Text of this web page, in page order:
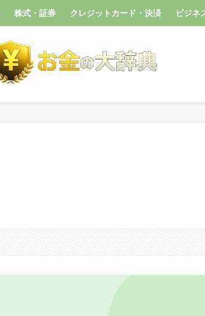
株式・証券 クレジットカード・決済 ビジネ